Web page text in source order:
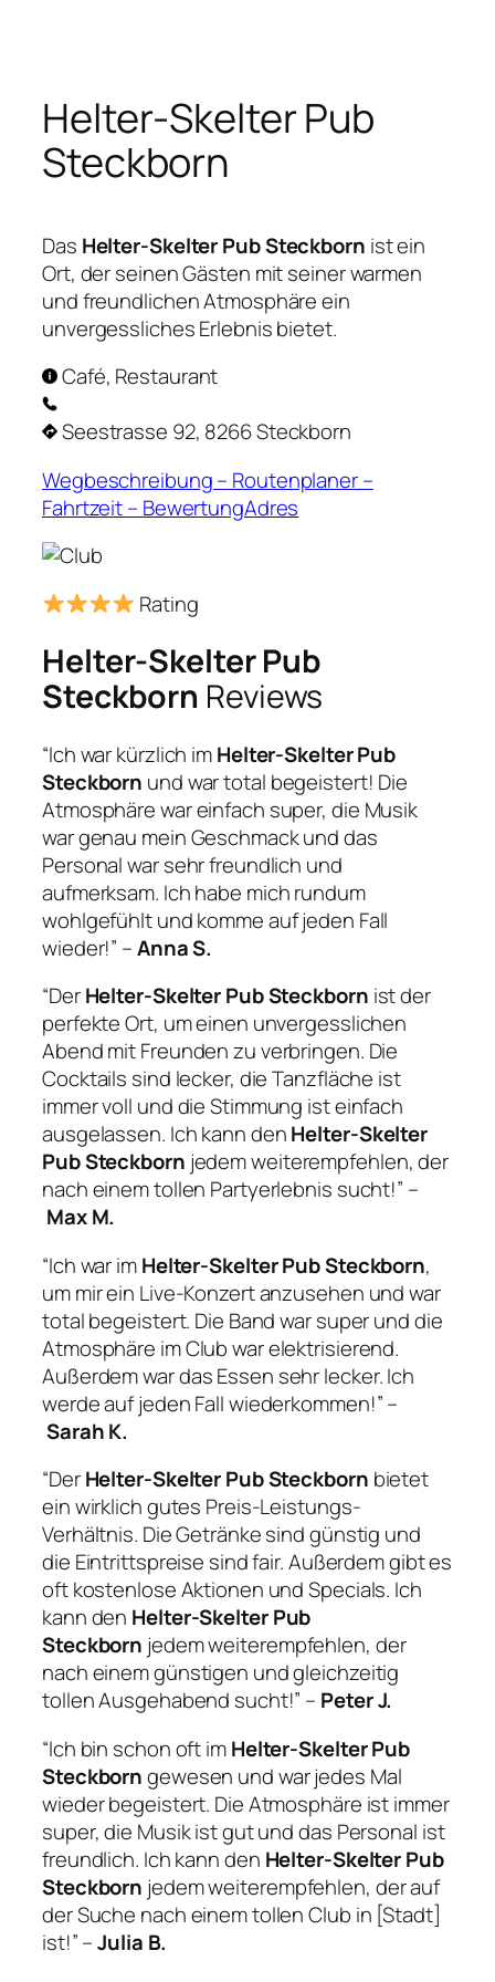
springen
Helter-Skelter Pub
Steckborn
Das Helter-Skelter Pub Steckborn ist ein
Ort, der seinen Gästen mit seiner warmen
und freundlichen Atmosphäre ein
unvergessliches Erlebnis bietet.
Café, Restaurant
Seestrasse 92, 8266 Steckborn
Wegbeschreibung – Routenplaner –
Fahrtzeit – BewertungAdres
Rating
Helter-Skelter Pub
Steckborn Reviews
“Ich war kürzlich imHelter-Skelter Pub
Steckborn und war total begeistert! Die
Atmosphäre war einfach super, die Musik
war genau mein Geschmack und das
Personal war sehr freundlich und
aufmerksam. Ich habe mich rundum
wohlgefühlt und komme auf jeden Fall
wieder!” –Anna S.
“DerHelter-Skelter Pub Steckborn ist der
perfekte Ort, um einen unvergesslichen
Abend mit Freunden zu verbringen. Die
Cocktails sind lecker, die Tanzfläche ist
immer voll und die Stimmung ist einfach
ausgelassen. Ich kann denHelter-Skelter
Pub Steckborn jedem weiterempfehlen, der
nach einem tollen Partyerlebnis sucht!” –
Max M.
“Ich war imHelter-Skelter Pub Steckborn,
um mir ein Live-Konzert anzusehen und war
total begeistert. Die Band war super und die
Atmosphäre im Club war elektrisierend.
Außerdem war das Essen sehr lecker. Ich
werde auf jeden Fall wiederkommen!” –
Sarah K.
“DerHelter-Skelter Pub Steckborn bietet
ein wirklich gutes Preis-Leistungs-
Verhältnis. Die Getränke sind günstig und
die Eintrittspreise sind fair. Außerdem gibt es
oft kostenlose Aktionen und Specials. Ich
kann den Helter-Skelter Pub
Steckborn jedem weiterempfehlen, der
nach einem günstigen und gleichzeitig
tollen Ausgehabend sucht!” – Peter J.
“Ich bin schon oft imHelter-Skelter Pub
Steckborngewesen und war jedes Mal
wieder begeistert. Die Atmosphäre ist immer
super, die Musik ist gut und das Personal ist
freundlich. Ich kann den Helter-Skelter Pub
Steckborn jedem weiterempfehlen, der auf
der Suche nach einem tollen Club in [Stadt]
ist!” –Julia B.